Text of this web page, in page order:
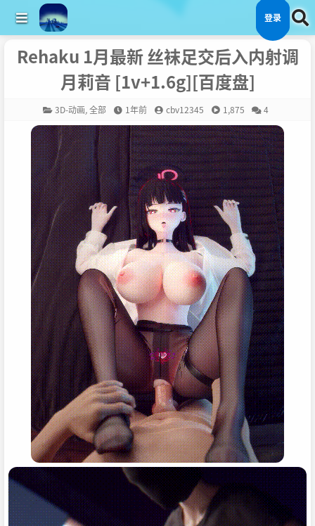
登录
Rehaku 1月最新 丝袜足交后入内射调
月莉音 [1v+1.6g][百度盘]
3D-动画,全部 1年前 cbv12345 1,875 4